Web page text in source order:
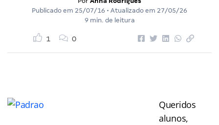
Publicado em 25/07/16 • Atualizado em 27/05/26
9 min. de leitura
1 0
Queridos
alunos,